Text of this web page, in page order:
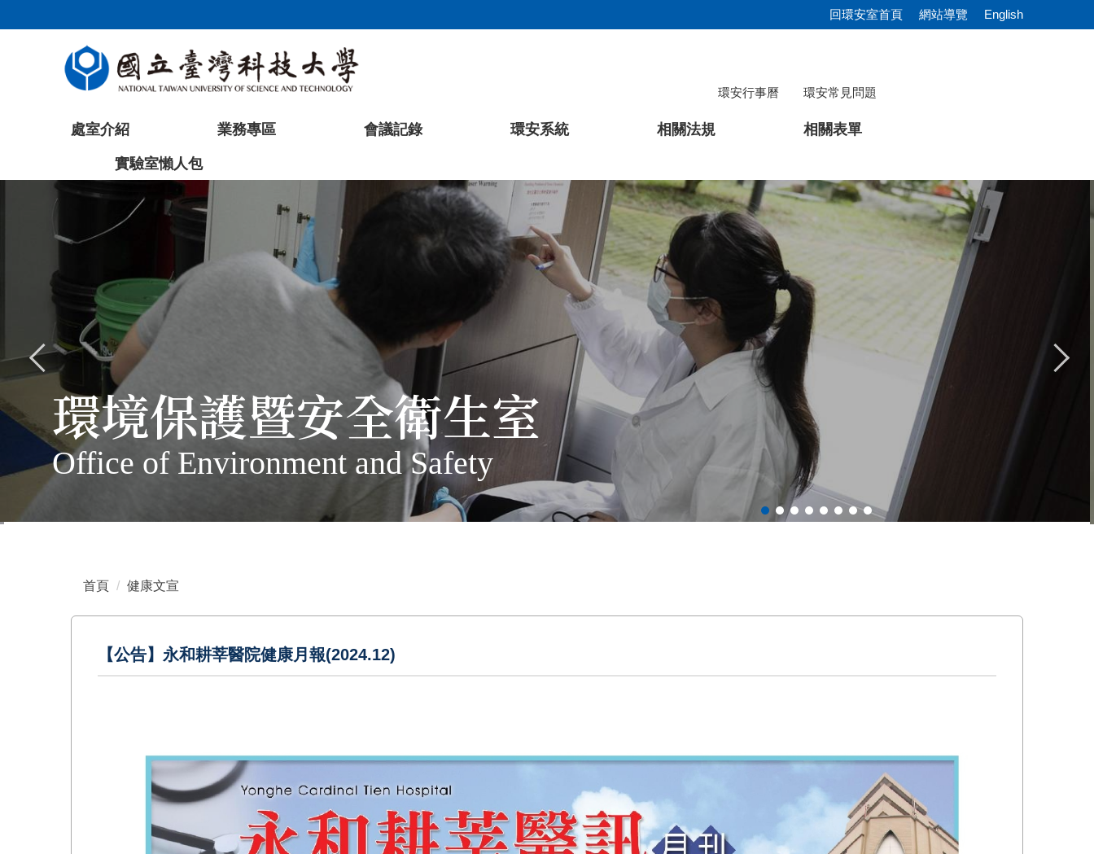
到
回環安室首頁 網站導覽 English
環安行事曆 環安常見問題
處室介紹 業務專區 會議記錄 環安系統 相關法規 相關表單
實驗室懶人包
環境保護暨安全衛生室
Office of Environment and Safety
首頁 健康文宣
【公告】永和耕莘醫院健康月報(2024.12)